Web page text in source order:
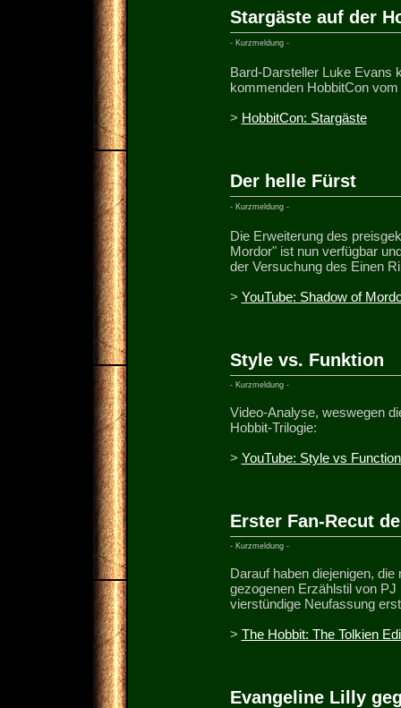
Stargäste auf der
- Kurzmeldung -
Bard-Darsteller Luke Evans
kommenden HobbitCon vom
> HobbitCon: Stargäste
Der helle Fürst
- Kurzmeldung -
Die Erweiterung des
Mordor" ist nun verfügbar
der Versuchung des Einen
> YouTube: Shadow of
Style vs. Funktion
- Kurzmeldung -
Video-Analyse, weswegen
Hobbit-Trilogie:
> YouTube: Style vs
Erster Fan-Recut
- Kurzmeldung -
Darauf haben diejenigen,
gezogenen Erzählstil von PJ
vierstündige Neufassung
> The Hobbit: The Tolkien
Evangeline Lilly